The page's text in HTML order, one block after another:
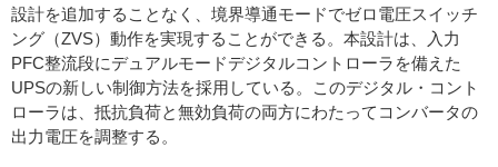
設計を追加することなく、境界導通モードでゼロ電圧スイッチ
ング（ZVS）動作を実現することができる。本設計は、入力
PFC整流段にデュアルモードデジタルコントローラを備えた
UPSの新しい制御方法を採用している。このデジタル・コント
ローラは、抵抗負荷と無効負荷の両方にわたってコンバータの
出力電圧を調整する。